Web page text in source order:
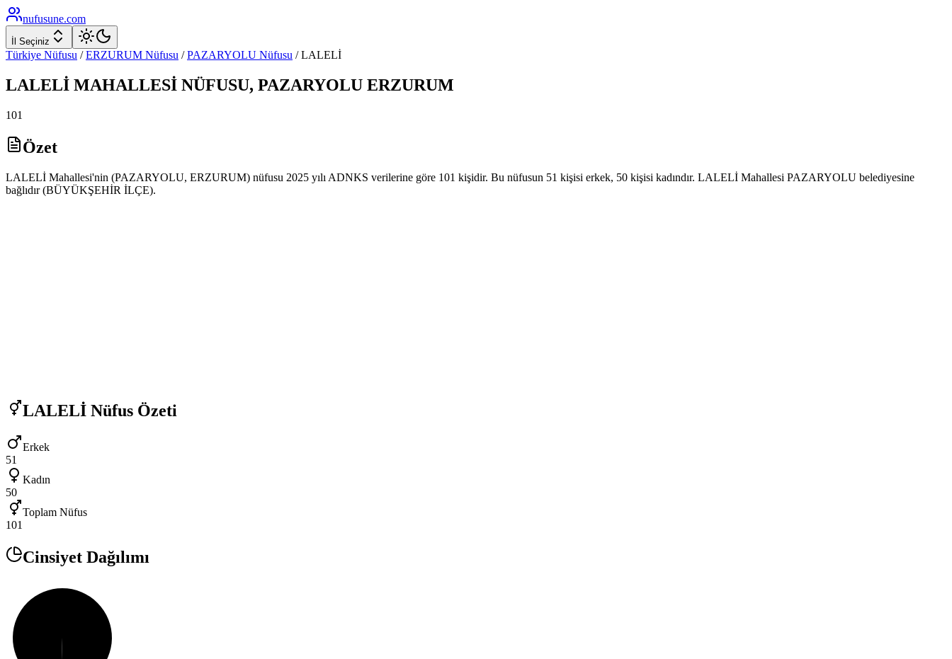
nufusune.com
İl Seçiniz
Türkiye Nüfusu / ERZURUM Nüfusu / PAZARYOLU Nüfusu /LALELİ
LALELİ MAHALLESİ NÜFUSU, PAZARYOLU ERZURUM
101
Özet
LALELİ Mahallesi'nin (PAZARYOLU, ERZURUM) nüfusu 2025 yılı ADNKS verilerine göre 101 kişidir. Bu nüfusun 51 kişisi erkek, 50 kişisi kadındır. LALELİ Mahallesi PAZARYOLU belediyesine
bağlıdır (BÜYÜKŞEHİR İLÇE).
LALELİ Nüfus Özeti
Erkek
51
Kadın
50
Toplam Nüfus
101
Cinsiyet Dağılımı